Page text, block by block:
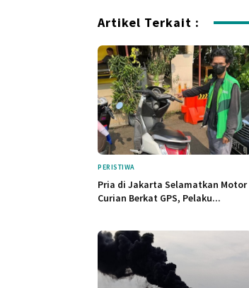
Artikel Terkait :
PERISTIWA
Pria di Jakarta Selamatkan Motor
Curian Berkat GPS, Pelaku...